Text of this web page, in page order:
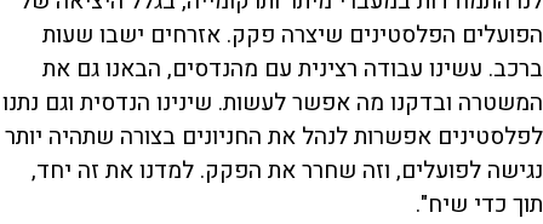
הפועלים הפלסטינים שיצרה פקק. אזרחים ישבו שעות
ברכב. עשינו עבודה רצינית עם מהנדסים, הבאנו גם את
המשטרה ובדקנו מה אפשר לעשות. שינינו הנדסית וגם נתנו
לפלסטינים אפשרות לנהל את החניונים בצורה שתהיה יותר
נגישה לפועלים, וזה שחרר את הפקק. למדנו את זה יחד,
תוך כדי שיח".